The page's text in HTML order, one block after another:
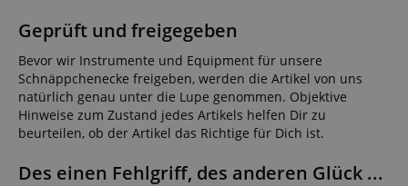
Geprüft und freigegeben
Bevor wir Instrumente und Equipment für unsere
Schnäppchenecke freigeben, werden die Artikel von uns
natürlich genau unter die Lupe genommen. Objektive
Hinweise zum Zustand jedes Artikels helfen Dir zu
beurteilen, ob der Artikel das Richtige für Dich ist.
Des einen Fehlgriff, des anderen Glück ...